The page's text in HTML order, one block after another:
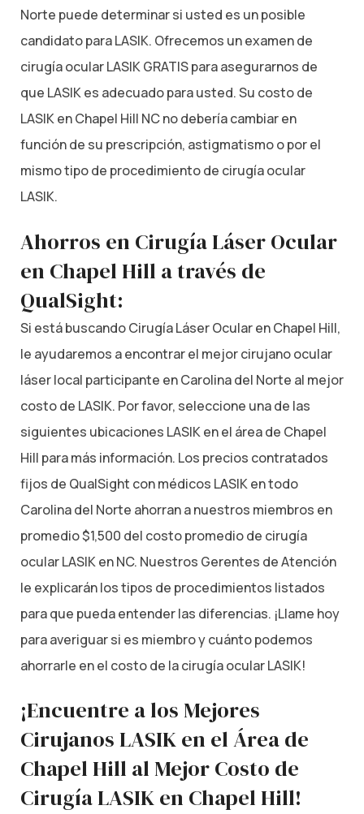
Norte puede determinar si usted es un posible
candidato para LASIK. Ofrecemos un examen de
cirugía ocular LASIK GRATIS para asegurarnos de
que LASIK es adecuado para usted. Su costo de
LASIK en Chapel Hill NC no debería cambiar en
función de su prescripción, astigmatismo o por el
mismo tipo de procedimiento de cirugía ocular
LASIK.
Ahorros en Cirugía Láser Ocular
en Chapel Hill a través de
QualSight:
Si está buscando Cirugía Láser Ocular en Chapel Hill,
le ayudaremos a encontrar el mejor cirujano ocular
láser local participante en Carolina del Norte al mejor
costo de LASIK. Por favor, seleccione una de las
siguientes ubicaciones LASIK en el área de Chapel
Hill para más información. Los precios contratados
fijos de QualSight con médicos LASIK en todo
Carolina del Norte ahorran a nuestros miembros en
promedio $1,500 del costo promedio de cirugía
ocular LASIK en NC. Nuestros Gerentes de Atención
le explicarán los tipos de procedimientos listados
para que pueda entender las diferencias. ¡Llame hoy
para averiguar si es miembro y cuánto podemos
ahorrarle en el costo de la cirugía ocular LASIK!
¡Encuentre a los Mejores
Cirujanos LASIK en el Área de
Chapel Hill al Mejor Costo de
Cirugía LASIK en Chapel Hill!